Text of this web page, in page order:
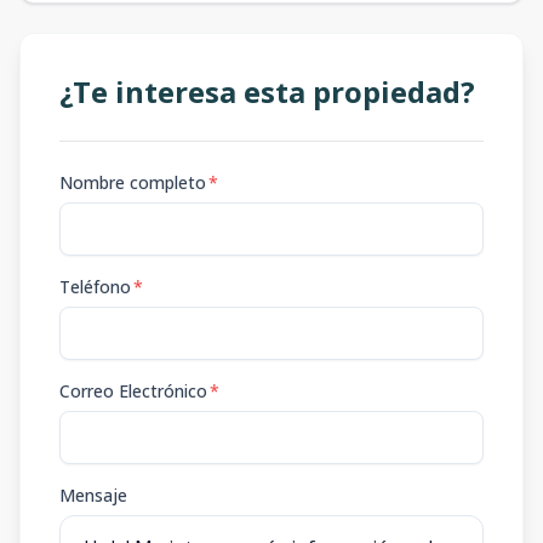
¿Te interesa esta propiedad?
Nombre completo*
Teléfono*
Correo Electrónico*
Mensaje